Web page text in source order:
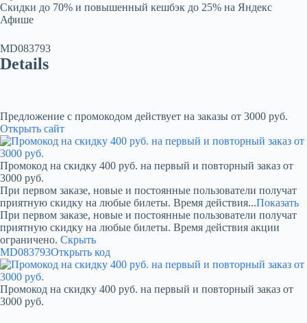
Скидки до 70% и повышенный кешбэк до 25% на Яндекс
Афише
MD083793
Details
Предложение с промокодом действует на заказы от 3000 руб.
Открыть сайт
Промокод на скидку 400 руб. на первый и повторный заказ от
3000 руб.
При первом заказе, новые и постоянные пользователи получат
приятную скидку на любые билеты. Время действия...Показать
При первом заказе, новые и постоянные пользователи получат
приятную скидку на любые билеты. Время действия акции
ограничено. Скрыть
MD083793Открыть код
Промокод на скидку 400 руб. на первый и повторный заказ от
3000 руб.